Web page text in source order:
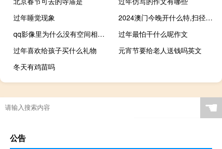
过年睡觉现象
2024澳门今晚开什么特,扫径以待精选解释落实_WP32.67.68
qq影像里为什么没有空间相册（qq影像无法读取空间相册）
过年最怕干什么呢作文
过年喜欢给孩子买什么礼物
元宵节要给老人送钱吗英文
冬天有鸡苗吗
☚
公告